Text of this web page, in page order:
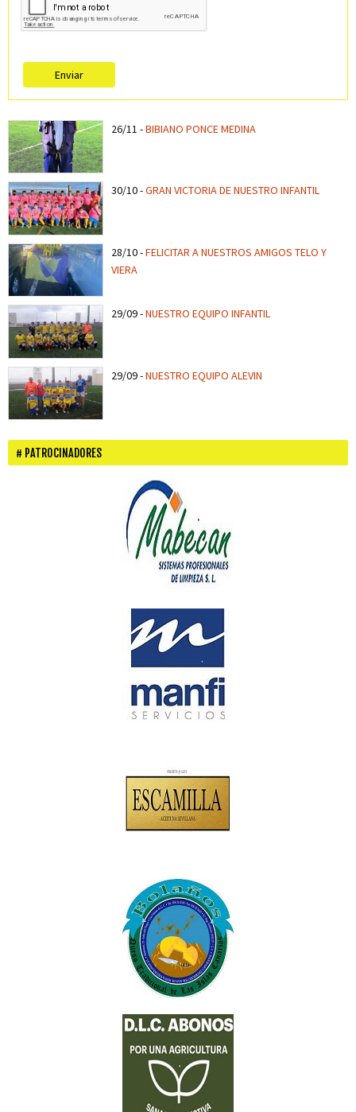
Enviar
26/11 -BIBIANO PONCE MEDINA
30/10-GRAN VICTORIA DE NUESTRO INFANTIL
28/10-FELICITAR A NUESTROS AMIGOS TELO Y
VIERA
29/09-NUESTRO EQUIPO INFANTIL
29/09-NUESTRO EQUIPO ALEVIN
PATROCINADORES